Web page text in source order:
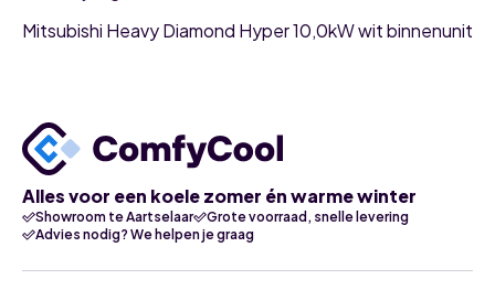
Mitsubishi Heavy Diamond Hyper 10,0kW wit binnenunit
Alles voor een koele zomer én warme winter
Showroom te Aartselaar
Grote voorraad, snelle levering
Advies nodig? We helpen je graag